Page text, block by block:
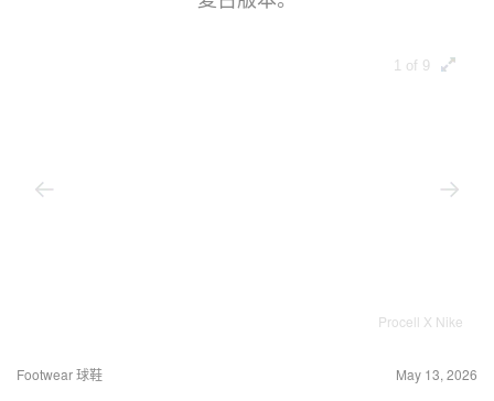
1 of 9
Procell X Nike
Footwear 球鞋 May 13, 2026